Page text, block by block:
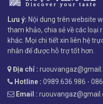
Lưu ý: Nội dung trên website
tham khảo, chia sẻ về các loại
khác. Mọi chi tiết xin liên hệ
nhắn để được hỗ trợ tốt hơn.
Địa chỉ :
Hotline : 0989.636.986 -
Email :